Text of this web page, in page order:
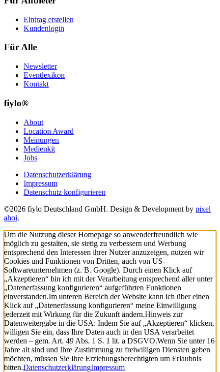
Eintrag erstellen
Kundenlogin
Für Alle
Newsletter
Eventlexikon
Kontakt
fiylo®
About
Location Award
Meinungen
Medienkit
Jobs
Datenschutzerklärung
Impressum
Datenschutz konfigurieren
©2026 fiylo Deutschland GmbH. Design & Development by pixel
ahoi.
Um die Nutzung dieser Homepage so anwenderfreundlich wie
möglich zu gestalten, sie stetig zu verbessern und Werbung
entsprechend den Interessen ihrer Nutzer anzuzeigen, nutzen wir
Cookies und Funktionen von Dritten, auch von US-
Softwareunternehmen (z. B. Google). Durch einen Klick auf
„Akzeptieren“ bin ich mit der Verarbeitung entsprechend aller unter
„Datenerfassung konfigurieren“ aufgeführten Funktionen
einverstanden.Im unteren Bereich der Website kann ich über einen
Klick auf „Datenerfassung konfigurieren“ meine Einwilligung
jederzeit mit Wirkung für die Zukunft ändern.Hinweis zur
Datenweitergabe in die USA: Indem Sie auf „Akzeptieren“ klicken,
willigen Sie ein, dass Ihre Daten auch in den USA verarbeitet
werden – gem. Art. 49 Abs. 1 S. 1 lit. a DSGVO.Wenn Sie unter 16
Jahre alt sind und Ihre Zustimmung zu freiwilligen Diensten geben
möchten, müssen Sie Ihre Erziehungsberechtigten um Erlaubnis
bitten.DatenschutzerklärungImpressum